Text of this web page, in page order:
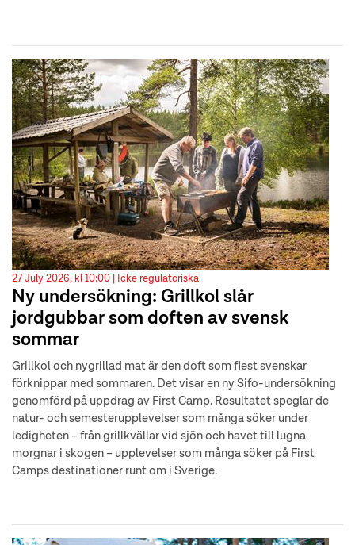
27 July 2026, kl 10:00 | Icke regulatoriska
Ny undersökning: Grillkol slår
jordgubbar som doften av svensk
sommar
Grillkol och nygrillad mat är den doft som flest svenskar
förknippar med sommaren. Det visar en ny Sifo-undersökning
genomförd på uppdrag av First Camp. Resultatet speglar de
natur- och semesterupplevelser som många söker under
ledigheten – från grillkvällar vid sjön och havet till lugna
morgnar i skogen – upplevelser som många söker på First
Camps destinationer runt om i Sverige.